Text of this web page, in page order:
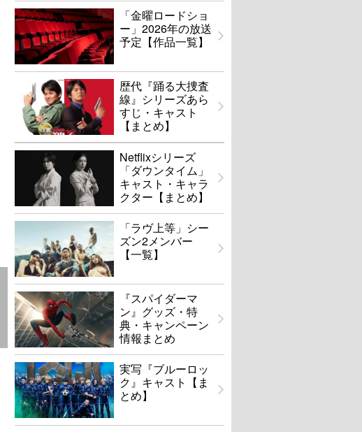
「金曜ロードショ
ー」2026年の放送
予定【作品一覧】
歴代『踊る大捜査
線』シリーズあら
すじ・キャスト
【まとめ】
Netflixシリーズ
「ダウンタイム」
キャスト・キャラ
クター【まとめ】
「ラヴ上等」シー
ズン2メンバー
【一覧】
『スパイダーマ
ン』グッズ・特
典・キャンペーン
情報まとめ
実写『ブルーロッ
ク』キャスト【ま
とめ】